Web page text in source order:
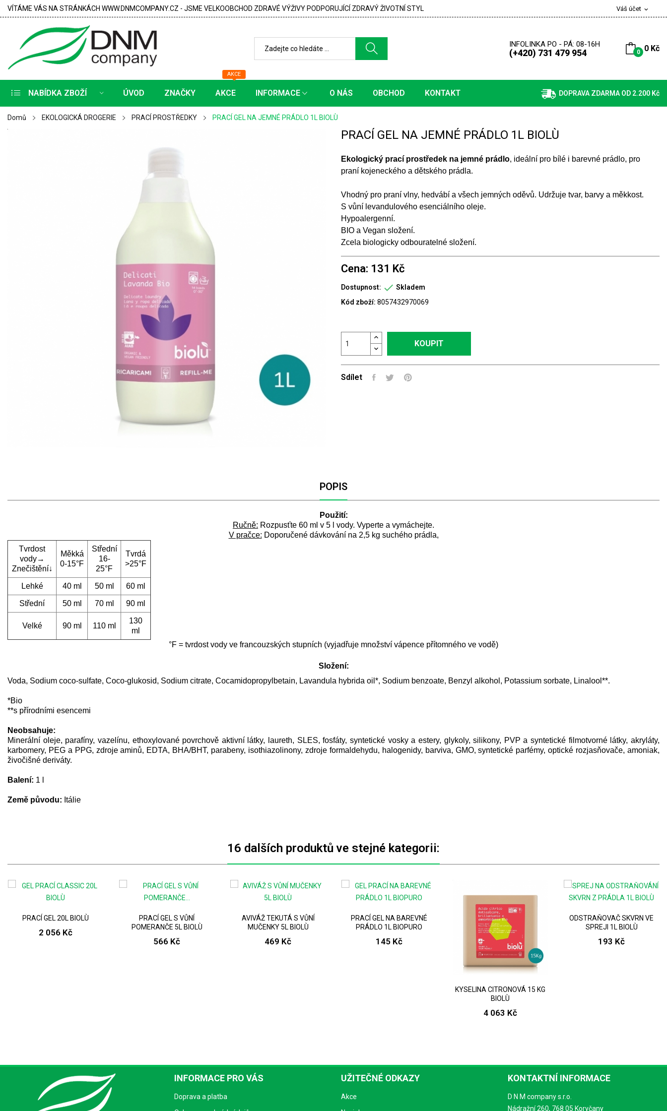
Váš účet expand_more
VÍTÁME VÁS NA STRÁNKÁCH WWW.DNMCOMPANY.CZ - JSME VELKOOBCHOD ZDRAVÉ VÝŽIVY PODPORUJÍCÍ ZDRAVÝ ŽIVOTNÍ STYL
0 0 Kč
INFOLINKA PO - PÁ: 08-16H
(+420) 731 479 954
NABÍDKA ZBOŽÍ ÚVOD ZNAČKY AKCE
AKCE
INFORMACE O NÁS OBCHOD KONTAKT DOPRAVA ZDARMA OD 2.200 Kč
Domů EKOLOGICKÁ DROGERIE PRACÍ PROSTŘEDKY PRACÍ GEL NA JEMNÉ PRÁDLO 1L BIOLÙ
PRACÍ GEL NA JEMNÉ PRÁDLO 1L BIOLÙ
Ekologický prací prostředek na jemné prádlo, ideální pro bílé i barevné prádlo, pro
praní kojeneckého a dětského prádla.
Vhodný pro praní vlny, hedvábí a všech jemných oděvů. Udržuje tvar, barvy a měkkost.
S vůní levandulového esenciálního oleje.
Hypoalergenní.
BIO a Vegan složení.
Zcela biologicky odbouratelné složení.
Cena: 131 Kč
Dostupnost:  Skladem
Kód zboží: 8057432970069
KOUPIT
Sdílet
POPIS
Použití:
Ručně: Rozpusťte 60 ml v 5 l vody. Vyperte a vymáchejte.
V pračce: Doporučené dávkování na 2,5 kg suchého prádla,
Tvrdost
vody→
Znečištění↓
Měkká
0-15°F
Střední
16-
25°F
Tvrdá
>25°F
Lehké 40 ml 50 ml 60 ml
Střední 50 ml 70 ml 90 ml
Velké 90 ml 110 ml
130
ml
°F = tvrdost vody ve francouzských stupních (vyjadřuje množství vápence přítomného ve vodě)
Složení:
Voda, Sodium coco-sulfate, Coco-glukosid, Sodium citrate, Cocamidopropylbetain, Lavandula hybrida oil*, Sodium benzoate, Benzyl alkohol, Potassium sorbate, Linalool**.
*Bio
**s přírodními esencemi
Neobsahuje:
Minerální oleje, parafíny, vazelínu, ethoxylované povrchově aktivní látky, laureth, SLES, fosfáty, syntetické vosky a estery, glykoly, silikony, PVP a syntetické filmotvorné látky, akryláty,
karbomery, PEG a PPG, zdroje aminů, EDTA, BHA/BHT, parabeny, isothiazolinony, zdroje formaldehydu, halogenidy, barviva, GMO, syntetické parfémy, optické rozjasňovače, amoniak,
živočišné deriváty.
Balení: 1 l
Země původu: Itálie
16 dalších produktů ve stejné kategorii:
PRACÍ GEL 20L BIOLÙ
2 056 Kč
PRACÍ GEL S VŮNÍ
POMERANČE 5L BIOLÙ
566 Kč
AVIVÁŽ TEKUTÁ S VŮNÍ
MUČENKY 5L BIOLÙ
469 Kč
PRACÍ GEL NA BAREVNÉ
PRÁDLO 1L BIOPURO
145 Kč
KYSELINA CITRONOVÁ 15 KG
BIOLÙ
4 063 Kč
ODSTRAŇOVAČ SKVRN VE
SPREJI 1L BIOLÙ
193 Kč
INFORMACE PRO VÁS
Doprava a platba
UŽITEČNÉ ODKAZY
Akce
KONTAKTNÍ INFORMACE
D N M company s.r.o.
Nádražní 260, 768 05 Koryčany